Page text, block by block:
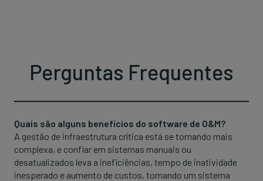
Perguntas Frequentes
Quais são alguns benefícios do software de O&M?
A gestão de infraestrutura crítica está se tornando mais
complexa, e confiar em sistemas manuais ou
desatualizados leva a ineficiências, tempo de inatividade
inesperado e aumento de custos, tornando um sistema